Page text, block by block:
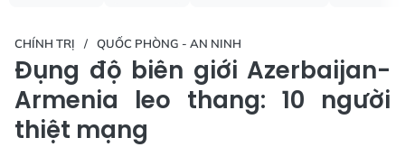
CHÍNH TRỊ QUỐC PHÒNG - AN NINH
Đụng độ biên giới Azerbaijan-
Armenia leo thang: 10 người
thiệt mạng